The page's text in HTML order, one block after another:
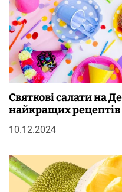
Святкові салати на
найкращих рецептів
10.12.2024